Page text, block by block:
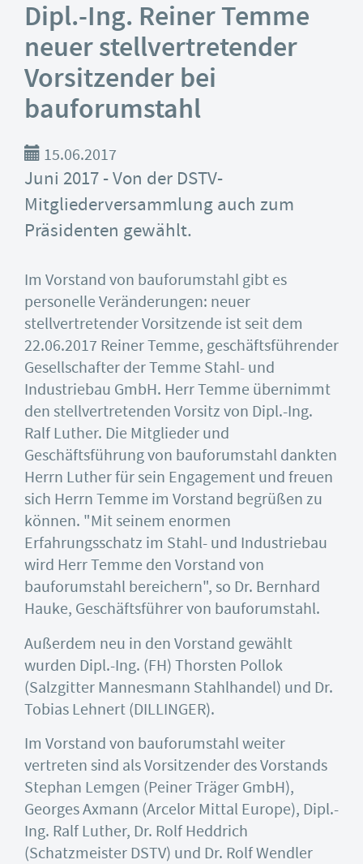
Dipl.-Ing. Reiner Temme
neuer stellvertretender
Vorsitzender bei
bauforumstahl
15.06.2017
Juni 2017 - Von der DSTV-
Mitgliederversammlung auch zum
Präsidenten gewählt.
Im Vorstand von bauforumstahl gibt es
personelle Veränderungen: neuer
stellvertretender Vorsitzende ist seit dem
22.06.2017 Reiner Temme, geschäftsführender
Gesellschafter der Temme Stahl- und
Industriebau GmbH. Herr Temme übernimmt
den stellvertretenden Vorsitz von Dipl.-Ing.
Ralf Luther. Die Mitglieder und
Geschäftsführung von bauforumstahl dankten
Herrn Luther für sein Engagement und freuen
sich Herrn Temme im Vorstand begrüßen zu
können. "Mit seinem enormen
Erfahrungsschatz im Stahl- und Industriebau
wird Herr Temme den Vorstand von
bauforumstahl bereichern", so Dr. Bernhard
Hauke, Geschäftsführer von bauforumstahl.
Außerdem neu in den Vorstand gewählt
wurden Dipl.-Ing. (FH) Thorsten Pollok
(Salzgitter Mannesmann Stahlhandel) und Dr.
Tobias Lehnert (DILLINGER).
Im Vorstand von bauforumstahl weiter
vertreten sind als Vorsitzender des Vorstands
Stephan Lemgen (Peiner Träger GmbH),
Georges Axmann (Arcelor Mittal Europe), Dipl.-
Ing. Ralf Luther, Dr. Rolf Heddrich
(Schatzmeister DSTV) und Dr. Rolf Wendler